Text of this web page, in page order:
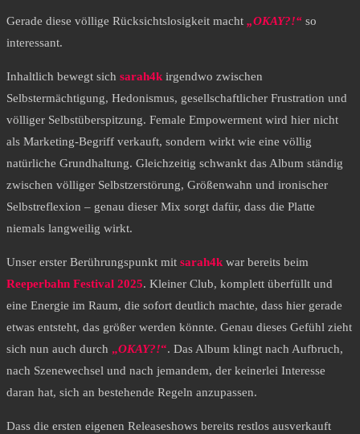
Gerade diese völlige Rücksichtslosigkeit macht „OKAY?!“ so
interessant.
Inhaltlich bewegt sich sarah4kirgendwo zwischen
Selbstermächtigung, Hedonismus, gesellschaftlicher Frustration und
völliger Selbstüberspitzung. Female Empowerment wird hier nicht
als Marketing-Begriff verkauft, sondern wirkt wie eine völlig
natürliche Grundhaltung. Gleichzeitig schwankt das Album ständig
zwischen völliger Selbstzerstörung, Größenwahn und ironischer
Selbstreflexion – genau dieser Mix sorgt dafür, dass die Platte
niemals langweilig wirkt.
Unser erster Berührungspunkt mit sarah4kwar bereits beim
Reeperbahn Festival 2025. Kleiner Club, komplett überfüllt und
eine Energie im Raum, die sofort deutlich machte, dass hier gerade
etwas entsteht, das größer werden könnte. Genau dieses Gefühl zieht
sich nun auch durch „OKAY?!“. Das Album klingt nach Aufbruch,
nach Szenewechsel und nach jemandem, der keinerlei Interesse
daran hat, sich an bestehende Regeln anzupassen.
Dass die ersten eigenen Releaseshows bereits restlos ausverkauft